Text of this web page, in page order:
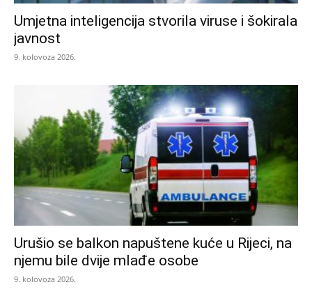
Umjetna inteligencija stvorila viruse i šokirala
javnost
9. kolovoza 2026.
Urušio se balkon napuštene kuće u Rijeci, na
njemu bile dvije mlađe osobe
9. kolovoza 2026.